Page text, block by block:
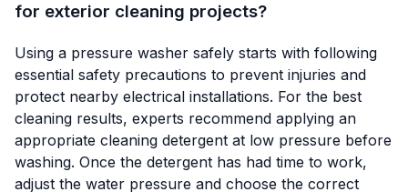
for exterior cleaning projects?
Using a pressure washer safely starts with following
essential safety precautions to prevent injuries and
protect nearby electrical installations. For the best
cleaning results, experts recommend applying an
appropriate cleaning detergent at low pressure before
washing. Once the detergent has had time to work,
adjust the water pressure and choose the correct